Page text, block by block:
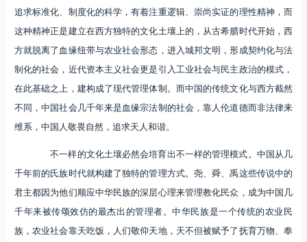
追求标准化、制度化的科学，有着注重逻辑、崇尚实证的理性精神，而
这种精神正是建立在西方独特的文化土壤上的，从古希腊时代开始，西
方就脱离了血缘纽带与农业社会形态，进入城邦文明，形成契约化与法
制化的社会，近代资本主义社会更是引入工业社会与民主政治的模式，
在此基础之上，建构成了现代管理体制。而中国的传统文化与西方截然
不同，中国社会几千年来是血缘宗法制的社会，靠人伦道德而非法律来
维系，中国人敬畏自然，追求天人和谐。
不一样的文化土壤必然会培育出不一样的管理模式。中国从几
千年前的氏族时代就构建了独特的管理方式。尧、舜、禹这些传说中的
君主都因为他们顺应中华民族的深层心理来管理教化民众，成为中国几
千年来被传颂效仿的最杰出的管理者。中华民族是一个传统的农业民
族，农业社会靠天吃饭，人们敬仰天地，天不但被赋予了抚育万物、奉